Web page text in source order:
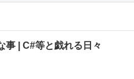
事 | C#等と戯れる日々